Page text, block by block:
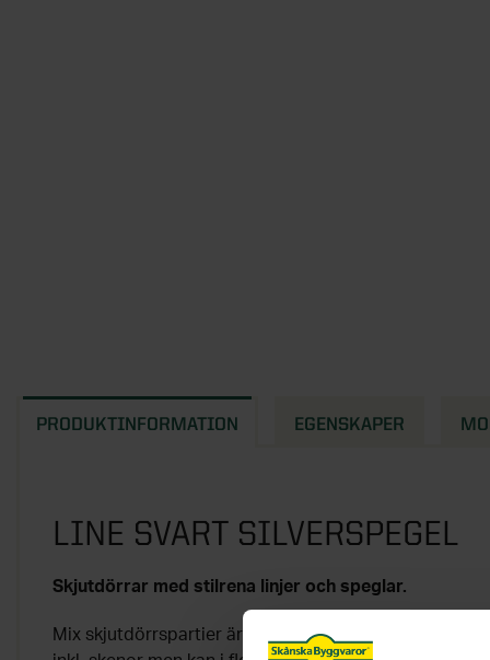
PRODUKTINFORMATION EGENSKAPER
LINE SVART SILVERSPEGEL
Skjutdörrar med stilrena linjer och speglar.
Mix skjutdörrspartier är justerbart mellan 2365 mm till